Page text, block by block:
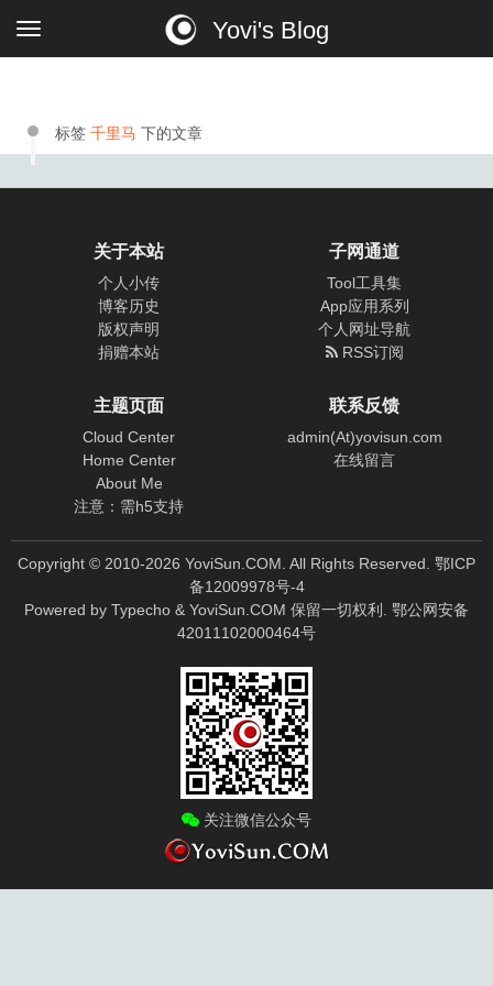
Yovi's Blog
标签 千里马 下的文章
关于本站
个人小传
博客历史
版权声明
捐赠本站
子网通道
Tool工具集
App应用系列
个人网址导航
RSS订阅
主题页面
Cloud Center
Home Center
About Me
注意：需h5支持
联系反馈
admin(At)yovisun.com
在线留言
Copyright © 2010-2026 YoviSun.COM. All Rights Reserved. 鄂ICP
备12009978号-4
Powered by Typecho & YoviSun.COM 保留一切权利. 鄂公网安备
42011102000464号
关注微信公众号